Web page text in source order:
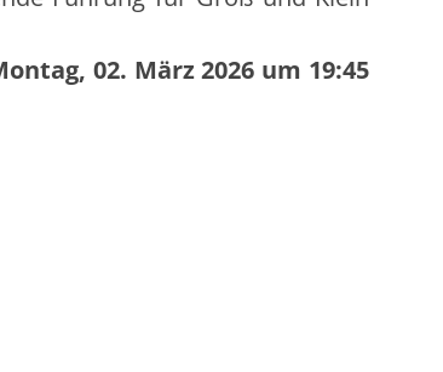
02. März 2026 um 19:45